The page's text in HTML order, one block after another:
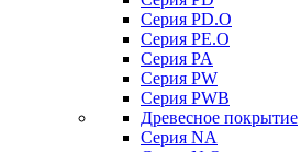
Серия PD.O
Серия PE.O
Серия PA
Серия PW
Серия PWB
Древесное покрытие
Серия NA